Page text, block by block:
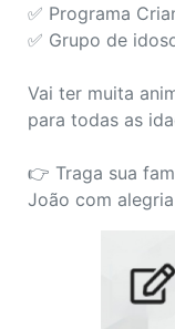
✅ Programa
✅ Grupo de
Vai ter muita
para todas as
👉 Traga sua
João com